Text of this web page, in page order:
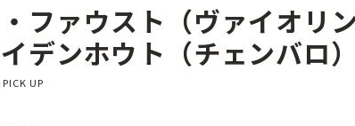
古楽とその先と オーケストラ
過去の連載
現場のプロが推す！間違いないオ
無料ライブ配信スケジュール
か た な
ファウスト（ヴァイオリ
デンホウト（チェンバロ）
ゴリー
PICK UP